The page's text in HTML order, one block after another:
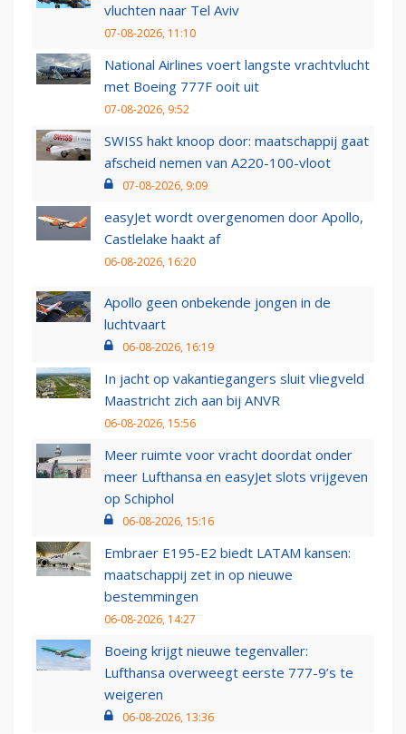
vluchten naar Tel Aviv
07-08-2026, 11:10
National Airlines voert langste vrachtvlucht
met Boeing 777F ooit uit
07-08-2026, 9:52
SWISS hakt knoop door: maatschappij gaat
afscheid nemen van A220-100-vloot
07-08-2026, 9:09
easyJet wordt overgenomen door Apollo,
Castlelake haakt af
06-08-2026, 16:20
Apollo geen onbekende jongen in de
luchtvaart
06-08-2026, 16:19
In jacht op vakantiegangers sluit vliegveld
Maastricht zich aan bij ANVR
06-08-2026, 15:56
Meer ruimte voor vracht doordat onder
meer Lufthansa en easyJet slots vrijgeven
op Schiphol
06-08-2026, 15:16
Embraer E195-E2 biedt LATAM kansen:
maatschappij zet in op nieuwe
bestemmingen
06-08-2026, 14:27
Boeing krijgt nieuwe tegenvaller:
Lufthansa overweegt eerste 777-9’s te
weigeren
06-08-2026, 13:36